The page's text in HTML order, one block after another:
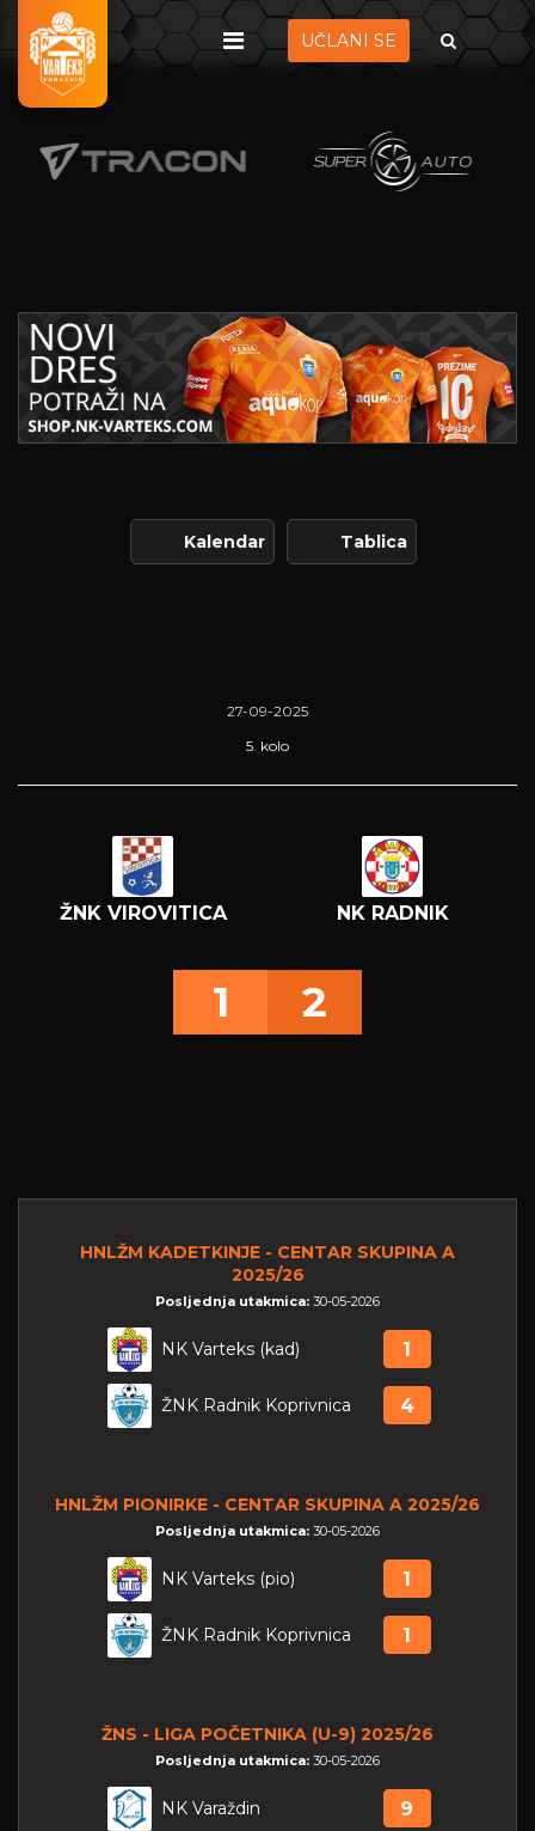
UČLANI SE
Kalendar Tablica
27-09-2025
5. kolo
ŽNK VIROVITICA NK RADNIK
1 2
HNLŽM KADETKINJE - CENTAR SKUPINA A
2025/26
Posljednja utakmica: 30-05-2026
NK Varteks (kad) 1
ŽNK Radnik Koprivnica 4
HNLŽM PIONIRKE - CENTAR SKUPINA A 2025/26
Posljednja utakmica: 30-05-2026
NK Varteks (pio) 1
ŽNK Radnik Koprivnica 1
ŽNS - LIGA POČETNIKA (U-9) 2025/26
Posljednja utakmica: 30-05-2026
NK Varaždin 9